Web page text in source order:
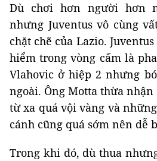
Dù chơi hơn người hơn
nhưng Juventus vô cùng
chặt chẽ của Lazio.
hiểm trong vòng cấm là
Vlahovic ở hiệp 2 nhưng
ngoài. Ông Motta thừa
từ xa quá vội vàng và
cánh cũng quá sớm nên dễ
Trong khi đó, dù thua